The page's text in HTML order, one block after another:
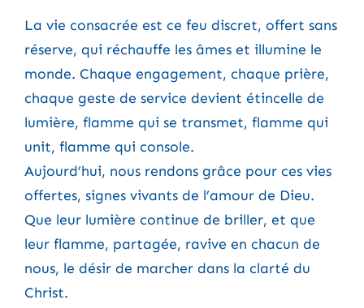
La vie consacrée est ce feu discret, offert sans
réserve, qui réchauffe les âmes et illumine le
monde. Chaque engagement, chaque prière,
chaque geste de service devient étincelle de
lumière, flamme qui se transmet, flamme qui
unit, flamme qui console.
Aujourd’hui, nous rendons grâce pour ces vies
offertes, signes vivants de l’amour de Dieu.
Que leur lumière continue de briller, et que
leur flamme, partagée, ravive en chacun de
nous, le désir de marcher dans la clarté du
Christ.